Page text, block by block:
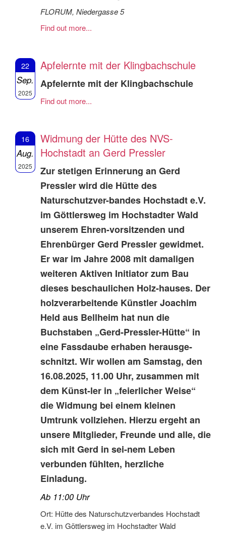
FLORUM, Niedergasse 5
Find out more...
22
Sep.
2025
Apfelernte mit der Klingbachschule
Apfelernte mit der Klingbachschule
Find out more...
16
Aug.
2025
Widmung der Hütte des NVS-
Hochstadt an Gerd Pressler
Zur stetigen Erinnerung an Gerd
Pressler wird die Hütte des
Naturschutzver-bandes Hochstadt e.V.
im Göttlersweg im Hochstadter Wald
unserem Ehren-vorsitzenden und
Ehrenbürger Gerd Pressler gewidmet.
Er war im Jahre 2008 mit damaligen
weiteren Aktiven Initiator zum Bau
dieses beschaulichen Holz-hauses. Der
holzverarbeitende Künstler Joachim
Held aus Bellheim hat nun die
Buchstaben „Gerd-Pressler-Hütte“ in
eine Fassdaube erhaben herausge-
schnitzt. Wir wollen am Samstag, den
16.08.2025, 11.00 Uhr, zusammen mit
dem Künst-ler in „feierlicher Weise“
die Widmung bei einem kleinen
Umtrunk vollziehen. Hierzu ergeht an
unsere Mitglieder, Freunde und alle, die
sich mit Gerd in sei-nem Leben
verbunden fühlten, herzliche
Einladung.
Ab 11:00 Uhr
Ort: Hütte des Naturschutzverbandes Hochstadt
e.V. im Göttlersweg im Hochstadter Wald